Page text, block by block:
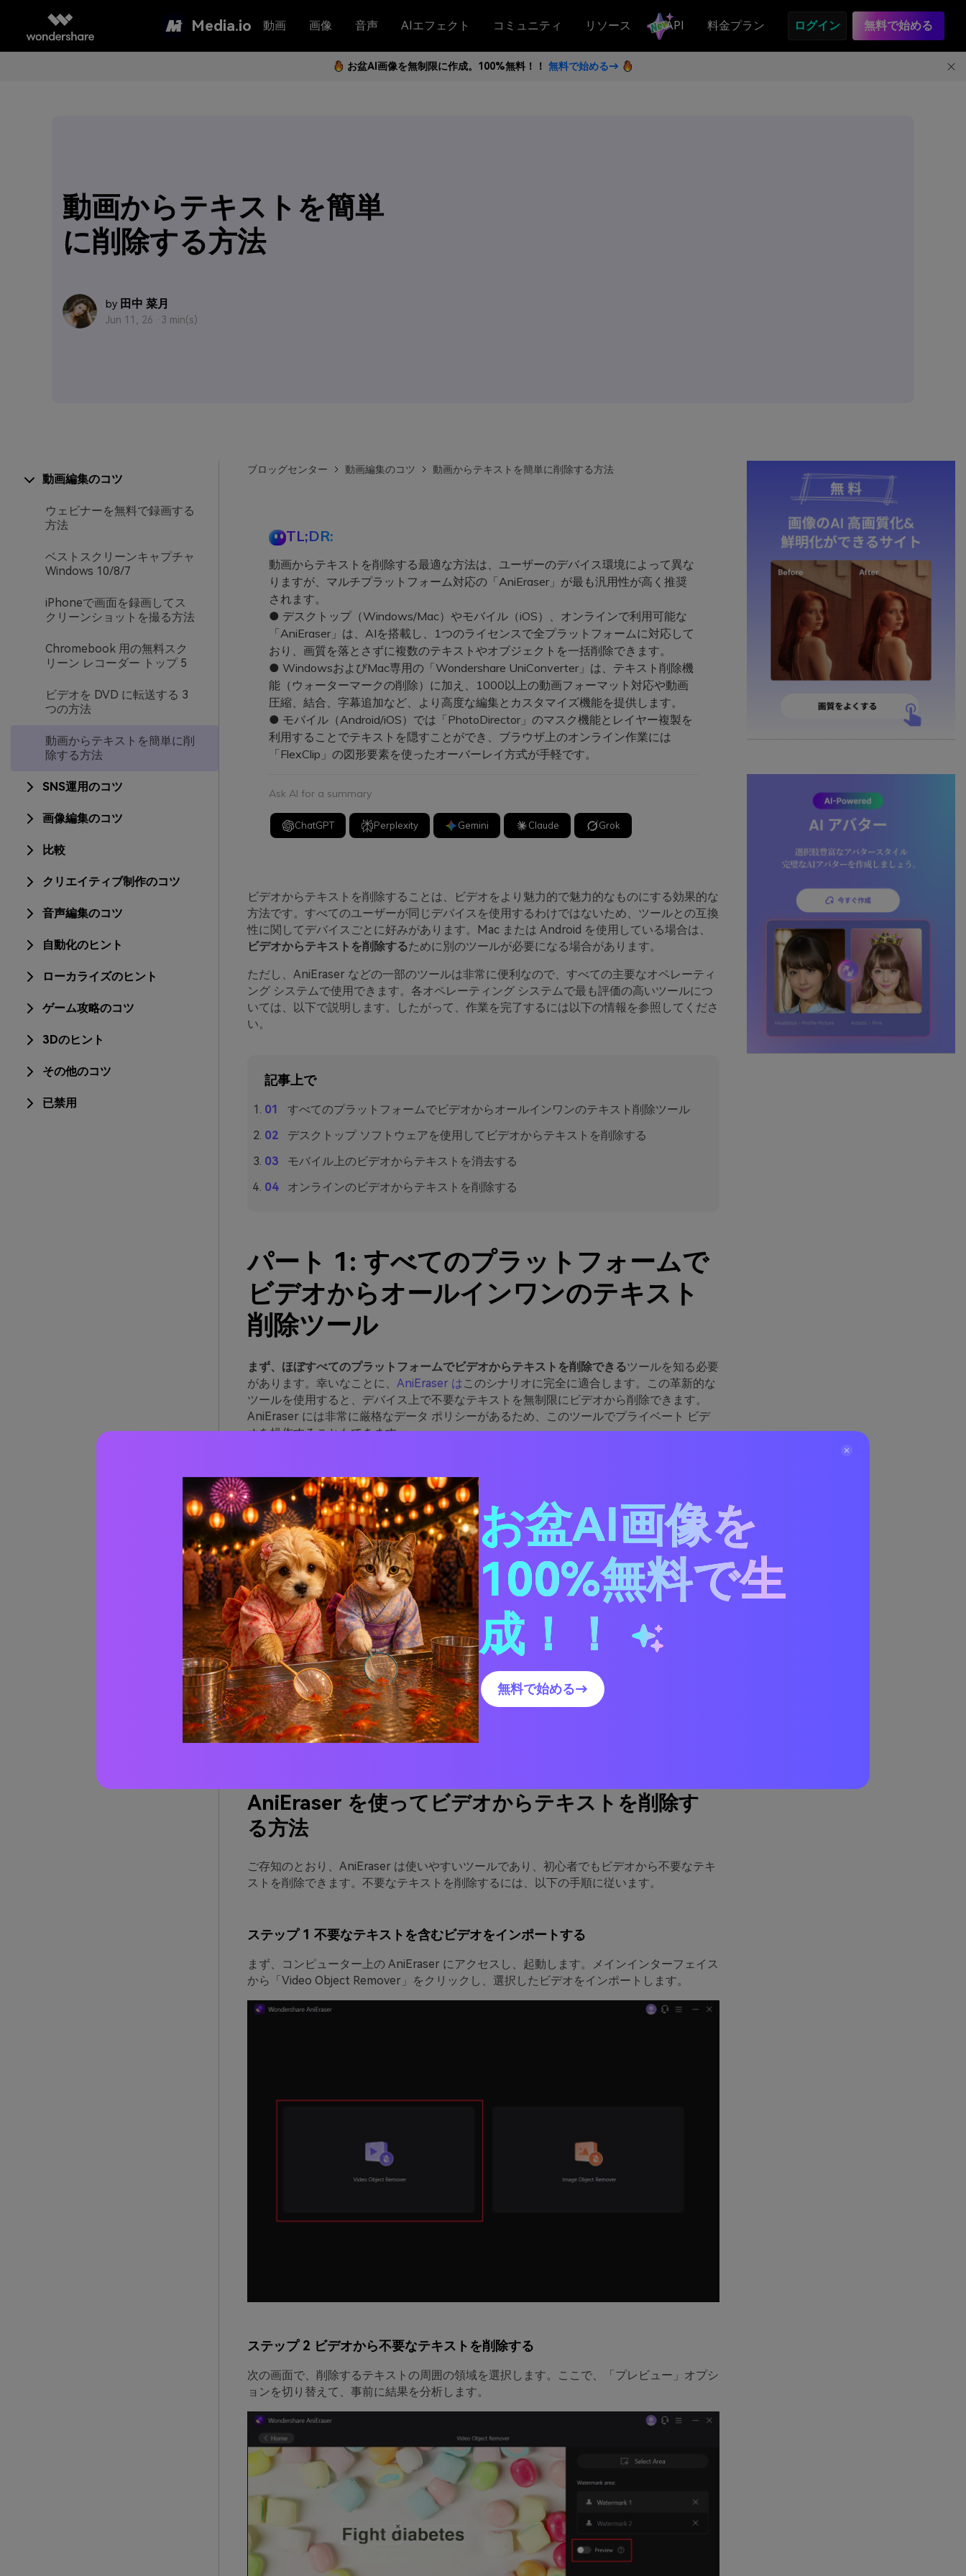
Media.io 動画 画像 音声 AIエフェクト コミュニティ リソース API 料金プラン ログイン 無料で始める
お盆AI画像を無制限に作成。100%無料！！ 無料で始める→
動画からテキストを簡単
に削除する方法
by 田中 菜月
Jun 11, 26 · 3 min(s)
動画編集のコツ
ウェビナーを無料で録画する
方法
ベストスクリーンキャプチャ
Windows 10/8/7
iPhoneで画面を録画してス
クリーンショットを撮る方法
Chromebook 用の無料スク
リーン レコーダー トップ 5
ビデオを DVD に転送する 3
つの方法
動画からテキストを簡単に削
除する方法
SNS運用のコツ
画像編集のコツ
比較
クリエイティブ制作のコツ
音声編集のコツ
自動化のヒント
ローカライズのヒント
ゲーム攻略のコツ
3Dのヒント
その他のコツ
已禁用
ブロッグセンター 動画編集のコツ 動画からテキストを簡単に削除する方法
TL;DR:
動画からテキストを削除する最適な方法は、ユーザーのデバイス環境によって異な
りますが、マルチプラットフォーム対応の「AniEraser」が最も汎用性が高く推奨
されます。
● デスクトップ（Windows/Mac）やモバイル（iOS）、オンラインで利用可能な
「AniEraser」は、AIを搭載し、1つのライセンスで全プラットフォームに対応して
おり、画質を落とさずに複数のテキストやオブジェクトを一括削除できます。
● WindowsおよびMac専用の「Wondershare UniConverter」は、テキスト削除機
能（ウォーターマークの削除）に加え、1000以上の動画フォーマット対応や動画
圧縮、結合、字幕追加など、より高度な編集とカスタマイズ機能を提供します。
● モバイル（Android/iOS）では「PhotoDirector」のマスク機能とレイヤー複製を
利用することでテキストを隠すことができ、ブラウザ上のオンライン作業には
「FlexClip」の図形要素を使ったオーバーレイ方式が手軽です。
Ask AI for a summary
ChatGPT Perplexity Gemini Claude Grok
ビデオからテキストを削除することは、ビデオをより魅力的で魅力的なものにする効果的な
方法です。すべてのユーザーが同じデバイスを使用するわけではないため、ツールとの互換
性に関してデバイスごとに好みがあります。Mac または Android を使用している場合は、
ビデオからテキストを削除するために別のツールが必要になる場合があります。
ただし、AniEraser などの一部のツールは非常に便利なので、すべての主要なオペレーティ
ング システムで使用できます。各オペレーティング システムで最も評価の高いツールにつ
いては、以下で説明します。したがって、作業を完了するには以下の情報を参照してくださ
い。
記事上で
すべてのプラットフォームでビデオからオールインワンのテキスト削除ツール
デスクトップ ソフトウェアを使用してビデオからテキストを削除する
モバイル上のビデオからテキストを消去する
オンラインのビデオからテキストを削除する
パート 1: すべてのプラットフォームで
ビデオからオールインワンのテキスト
削除ツール
まず、ほぼすべてのプラットフォームでビデオからテキストを削除できるツールを知る必要
があります。幸いなことに、 AniEraser は このシナリオに完全に適合します。この革新的な
ツールを使用すると、デバイス上で不要なテキストを無制限にビデオから削除できます。
AniEraser には非常に厳格なデータ ポリシーがあるため、このツールでプライベート ビデ
オを操作することもできます。
す。このツールには革新的なツールがすべて含まれており、プロの使用にも最適です。デバ
イスのスペースを犠牲にしたくない場合は、オンライン バージョンを使用することもでき
ます。
利用可能:Windows、Mac、iOS、オンライン。
説得力のある AniEraser の主な機能
AniEraser は常にユーザーのニーズを自社のニーズよりも優先します。1 つのライセン
スを購入すると、その 1 つのライセンスをすべてのプラットフォームで使用できま
す。
このツールを使用すると、複数の不要なテキスト、オブジェクト、人物、その他のも
のを一度に削除できます。したがって、時間と労力を簡単に節約できます。
品質を損なうことなく不要なオブジェクトを消去できるのがこのツールの特徴です。
ビデオの高解像度を維持しながら、必要なものをすべて消去できるようになりまし
た。
AniEraser を使ってビデオからテキストを削除す
る方法
ご存知のとおり、AniEraser は使いやすいツールであり、初心者でもビデオから不要なテキ
ストを削除できます。不要なテキストを削除するには、以下の手順に従います。
ステップ 1 不要なテキストを含むビデオをインポートする
まず、コンピューター上の AniEraser にアクセスし、起動します。メインインターフェイス
から「Video Object Remover」をクリックし、選択したビデオをインポートします。
ステップ 2 ビデオから不要なテキストを削除する
次の画面で、削除するテキストの周囲の領域を選択します。ここで、「プレビュー」オプシ
ョンを切り替えて、事前に結果を分析します。
お盆AI画像を
100%無料で生
成！！
無料で始める→